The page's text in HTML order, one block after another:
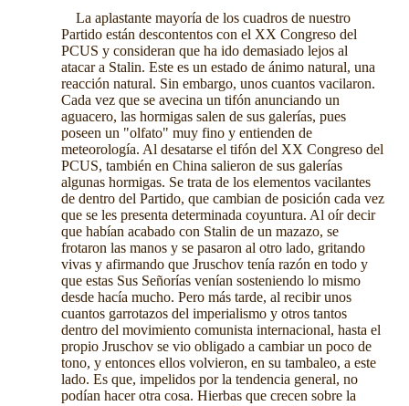
La aplastante mayoría de los cuadros de nuestro
Partido están descontentos con el XX Congreso del
PCUS y consideran que ha ido demasiado lejos al
atacar a Stalin. Este es un estado de ánimo natural, una
reacción natural. Sin embargo, unos cuantos vacilaron.
Cada vez que se avecina un tifón anunciando un
aguacero, las hormigas salen de sus galerías, pues
poseen un "olfato" muy fino y entienden de
meteorología. Al desatarse el tifón del XX Congreso del
PCUS, también en China salieron de sus galerías
algunas hormigas. Se trata de los elementos vacilantes
de dentro del Partido, que cambian de posición cada vez
que se les presenta determinada coyuntura. Al oír decir
que habían acabado con Stalin de un mazazo, se
frotaron las manos y se pasaron al otro lado, gritando
vivas y afirmando que Jruschov tenía razón en todo y
que estas Sus Señorías venían sosteniendo lo mismo
desde hacía mucho. Pero más tarde, al recibir unos
cuantos garrotazos del imperialismo y otros tantos
dentro del movimiento comunista internacional, hasta el
propio Jruschov se vio obligado a cambiar un poco de
tono, y entonces ellos volvieron, en su tambaleo, a este
lado. Es que, impelidos por la tendencia general, no
podían hacer otra cosa. Hierbas que crecen sobre la